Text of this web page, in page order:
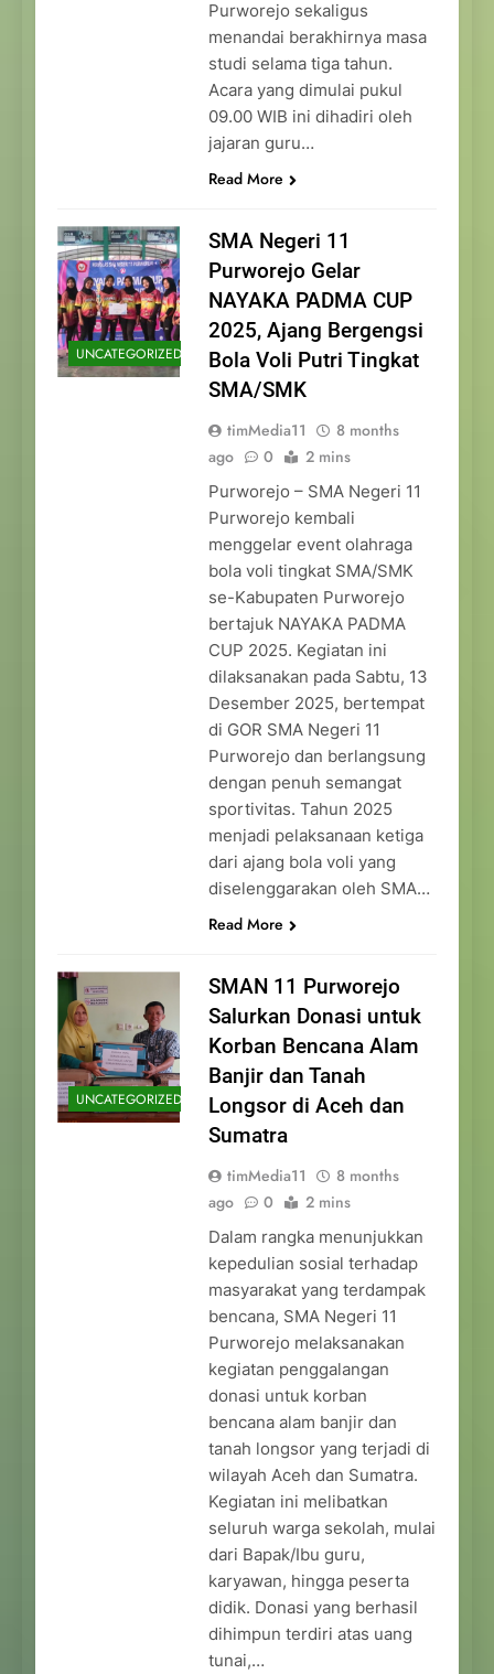
Purworejo sekaligus
menandai berakhirnya masa
studi selama tiga tahun.
Acara yang dimulai pukul
09.00 WIB ini dihadiri oleh
jajaran guru…
Read More
UNCATEGORIZED
SMA Negeri 11
Purworejo Gelar
NAYAKA PADMA CUP
2025, Ajang Bergengsi
Bola Voli Putri Tingkat
SMA/SMK
timMedia11
8 months
ago
0 2 mins
Purworejo – SMA Negeri 11
Purworejo kembali
menggelar event olahraga
bola voli tingkat SMA/SMK
se-Kabupaten Purworejo
bertajuk NAYAKA PADMA
CUP 2025. Kegiatan ini
dilaksanakan pada Sabtu, 13
Desember 2025, bertempat
di GOR SMA Negeri 11
Purworejo dan berlangsung
dengan penuh semangat
sportivitas. Tahun 2025
menjadi pelaksanaan ketiga
dari ajang bola voli yang
diselenggarakan oleh SMA…
Read More
UNCATEGORIZED
SMAN 11 Purworejo
Salurkan Donasi untuk
Korban Bencana Alam
Banjir dan Tanah
Longsor di Aceh dan
Sumatra
timMedia11
8 months
ago
0 2 mins
Dalam rangka menunjukkan
kepedulian sosial terhadap
masyarakat yang terdampak
bencana, SMA Negeri 11
Purworejo melaksanakan
kegiatan penggalangan
donasi untuk korban
bencana alam banjir dan
tanah longsor yang terjadi di
wilayah Aceh dan Sumatra.
Kegiatan ini melibatkan
seluruh warga sekolah, mulai
dari Bapak/Ibu guru,
karyawan, hingga peserta
didik. Donasi yang berhasil
dihimpun terdiri atas uang
tunai,…